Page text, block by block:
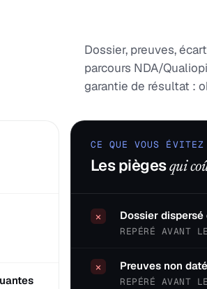
Dossier, preuves,
parcours NDA/
garantie de résultat :
CE QUE VOUS ÉVITEZ
Les piègesqui
× Dossier
REPÉRÉ AVANT
× Preuves non
REPÉRÉ AVANT